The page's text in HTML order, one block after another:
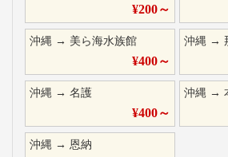
¥200～
沖縄 → 美ら海水族館
¥400～
沖縄 →
沖縄 → 名護
¥400～
沖縄 →
沖縄 → 恩納